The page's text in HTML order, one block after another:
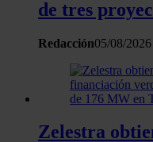
de tres
Redacción05/08/2026
Zelestra